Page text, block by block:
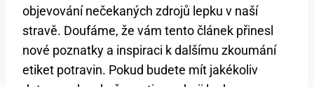
objevování nečekaných zdrojů lepku v naší
stravě. Doufáme, že vám tento článek přinesl
nové poznatky a inspiraci k dalšímu zkoumání
etiket potravin. Pokud budete mít jakékoliv